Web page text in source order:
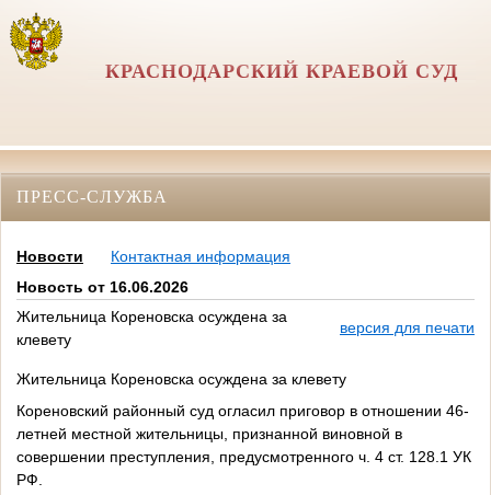
КРАСНОДАРСКИЙ КРАЕВОЙ СУД
ПРЕСС-СЛУЖБА
Новости
Контактная информация
Новость от 16.06.2026
Жительница Кореновска осуждена за
клевету
версия для печати
Жительница Кореновска осуждена за клевету
Кореновский районный суд огласил приговор в отношении 46-
летней местной жительницы, признанной виновной в
совершении преступления, предусмотренного ч. 4 ст. 128.1 УК
РФ.